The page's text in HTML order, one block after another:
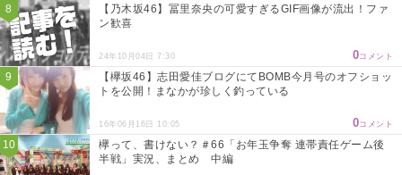
【乃木坂46】冨里奈央の可愛すぎるGIF画像が流出！ファ
ン歓喜
24年10月04日 7:30 0コメント
【欅坂46】志田愛佳ブログにてBOMB今月号のオフショッ
トを公開！まなかが珍しく釣っている
16年06月16日 10:05 0コメント
欅って、書けない？＃66「お年玉争奪 連帯責任ゲーム後
半戦」実況、まとめ 中編